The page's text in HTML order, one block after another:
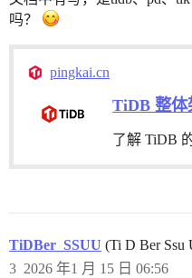
吗？
pingkai.cn
TiDB 整体
了解 TiDB
TiDBer_SSUU (Ti D Ber Ssu
2026 年1 月 15 日 06:56
3